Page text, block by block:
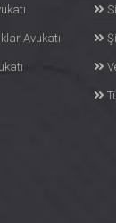
Avukatı
Avukatı